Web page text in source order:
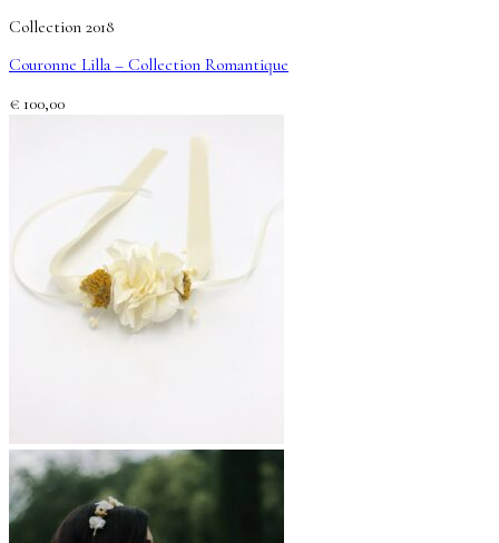
Collection 2018
Couronne Lilla – Collection Romantique
€ 100,00